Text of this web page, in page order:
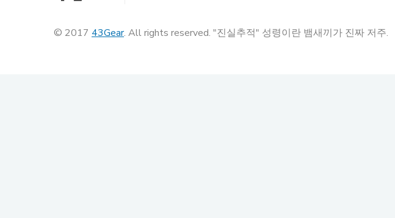
© 2017 43Gear. All rights reserved. "진실추적" 성령이란 뱀새끼가 진짜 저주.